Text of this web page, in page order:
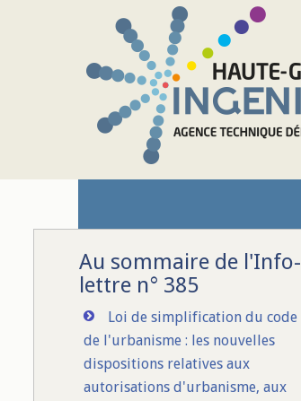
Au sommaire de l'Info-
lettre n° 385
Loi de simplification du code
de l'urbanisme : les nouvelles
dispositions relatives aux
autorisations d'urbanisme, aux